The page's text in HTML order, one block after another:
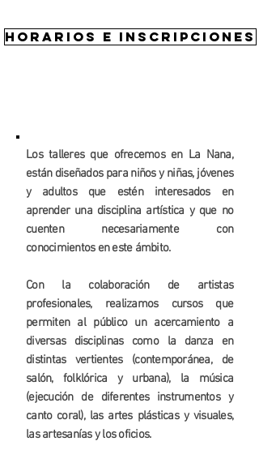
Los talleres que ofrecemos en La Nana,
están diseñados para niños y niñas, jóvenes
y adultos que estén interesados en
aprender una disciplina artística y que no
cuenten necesariamente con
conocimientos en este ámbito.
Con la colaboración de artistas
profesionales, realizamos cursos que
permiten al público un acercamiento a
diversas disciplinas como la danza en
distintas vertientes (contemporánea, de
salón, folklórica y urbana), la música
(ejecución de diferentes instrumentos y
canto coral), las artes plásticas y visuales,
las artesanías y los oficios.
HORARIOS E INSCRIPCIONES